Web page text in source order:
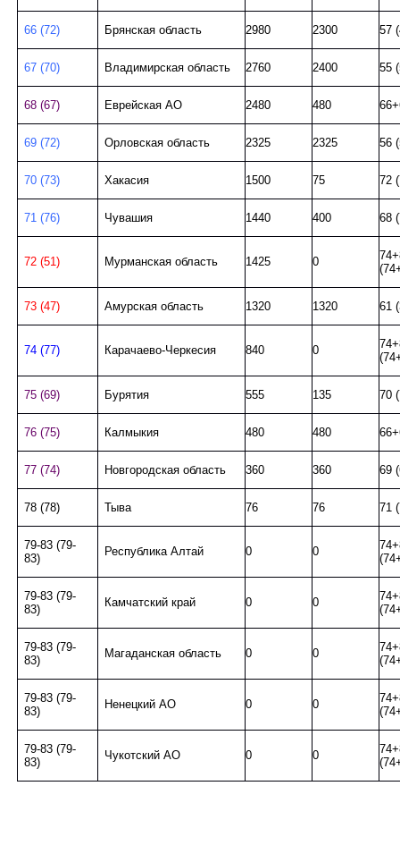
66 (72) Брянская область 2980 2300 57
67 (70) Владимирская область 2760 2400 55
68 (67) Еврейская АО 2480 480
69 (72) Орловская область 2325 2325 56
70 (73) Хакасия 1500 75 72
71 (76) Чувашия 1440 400 68
72 (51) Мурманская область 1425 0
73 (47) Амурская область 1320 1320 61
74 (77) Карачаево-Черкесия 840 0
75 (69) Бурятия 555 135 70
76 (75) Калмыкия 480 480
77 (74) Новгородская область 360 360 69
78 (78) Тыва 76 76 71
79-83 (79-
83)
Республика Алтай 0 0
79-83 (79-
83)
Камчатский край 0 0
79-83 (79-
83)
Магаданская область 0 0
79-83 (79-
83)
Ненецкий АО 0 0
79-83 (79-
83)
Чукотский АО 0 0